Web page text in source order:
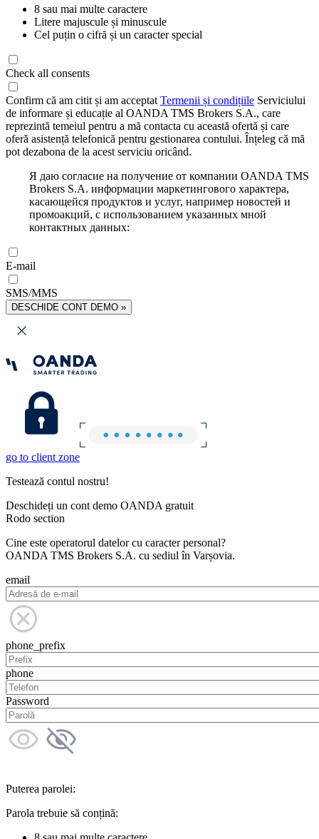
8 sau mai multe caractere
Litere majuscule și minuscule
Cel puțin o cifră și un caracter special
Check all consents
Confirm că am citit și am acceptat Termenii și condițiile Serviciului
de informare și educație al OANDA TMS Brokers S.A., care
reprezintă temeiul pentru a mă contacta cu această ofertă și care
oferă asistență telefonică pentru gestionarea contului. Înțeleg că mă
pot dezabona de la acest serviciu oricând.
Я даю согласие на получение от компании OANDA TMS
Brokers S.A. информации маркетингового характера,
касающейся продуктов и услуг, например новостей и
промоакций, с использованием указанных мной
контактных данных:
E-mail
SMS/MMS
DESCHIDE CONT DEMO »
go to client zone
Testează contul nostru!
Deschideți un cont demo OANDA gratuit
Rodo section
Cine este operatorul datelor cu caracter personal?
OANDA TMS Brokers S.A. cu sediul în Varșovia.
email
phone_prefix
phone
Password
Puterea parolei:
Parola trebuie să conțină: